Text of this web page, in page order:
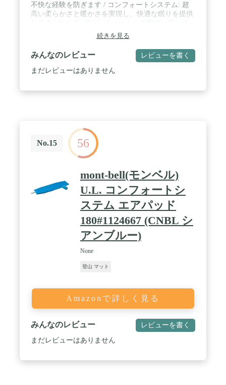
不快な経験を防ぎます / コンフォートシステム: 超
高い柔らかさと暖かさを実現し、快適な眠りを提供
ペースを提供し、動きやすさを実現します / イエロ
ーのカラー: 目立つデザインで、キャンプ場で簡単
に見つけられます / モンベルブランド: 高品質なマ
テリアルと技術で、長期的な使用を実現します
続きを見る
みんなのレビュー レビューを書く
まだレビューはありません
No.15 56
mont-bell(モンベル)
U.L. コンフォートシ
ステム エアパッド
180#1124667 (CNBL シ
アンブルー)
None
登山 マット
Amazonで詳しく見る
みんなのレビュー レビューを書く
まだレビューはありません